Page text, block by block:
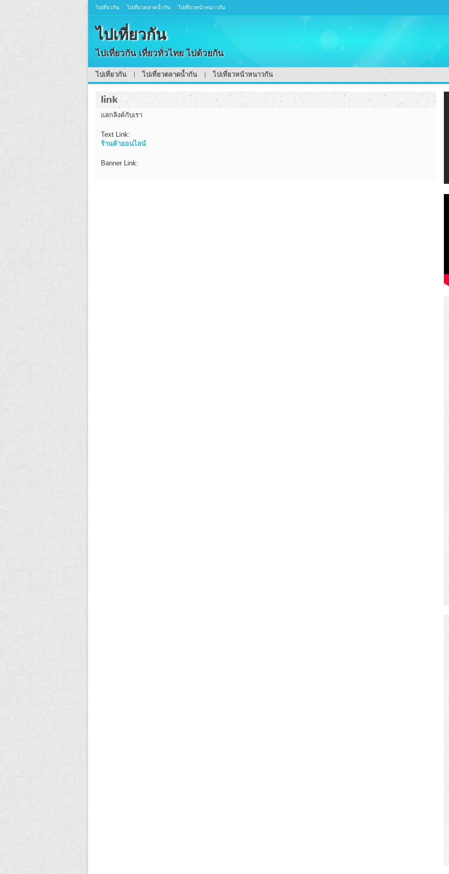
ไปเที่ยวกัน ไปเที่ยวตลาดน้ำกัน ไปเที่ยวหน้าหนาวกัน
ไปเที่ยวกัน
ไปเที่ยวกัน เที่ยวทั่วไทย ไปด้วยกัน
ไปเที่ยวกัน ไปเที่ยวตลาดน้ำกัน ไปเที่ยวหน้าหนาวกัน
link
แลกลิงค์กับเรา
Text Link:
ร้านค้าออนไลน์
Banner Link: